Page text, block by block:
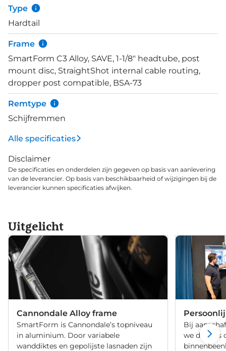
Rick 2.25 banden zorgen voor dat laatste
puzzelstukje. Er bestaat niet zoiets als teveel grip.
Type
Hardtail
Frame
SmartForm C3 Alloy, SAVE, 1-1/8" headtube, post
mount disc, StraightShot internal cable routing,
dropper post compatible, BSA-73
Remtype
Schijfremmen
Alle specificaties
Disclaimer
De specificaties en onderdelen zijn gegeven op basis van aanlevering
van de leverancier. Op basis van beschikbaarheid of wijzigingen bij de
leverancier kunnen specificaties afwijken.
Uitgelicht
Cannondale Alloy frame
SmartForm is Cannondale’s topniveau
in aluminium. Door variabele
wanddiktes en gepolijste lasnaden zijn
Bij
we de fiets